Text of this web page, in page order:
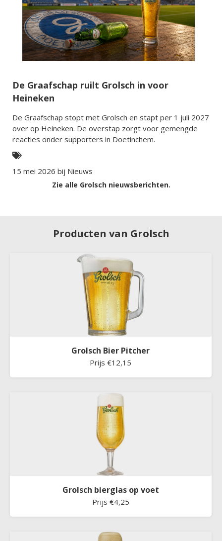
De Graafschap ruilt Grolsch in voor
Heineken
De Graafschap stopt met Grolsch en stapt per 1 juli 2027
over op Heineken. De overstap zorgt voor gemengde
reacties onder supporters in Doetinchem.
15 mei 2026 bij Nieuws
Zie alle Grolsch nieuwsberichten.
Producten van Grolsch
Grolsch Bier Pitcher
Prijs €12,15
Grolsch bierglas op voet
Prijs €4,25